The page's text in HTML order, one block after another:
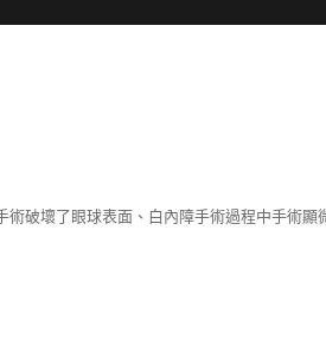
破壞了眼球表面、白內障手術過程中手術顯